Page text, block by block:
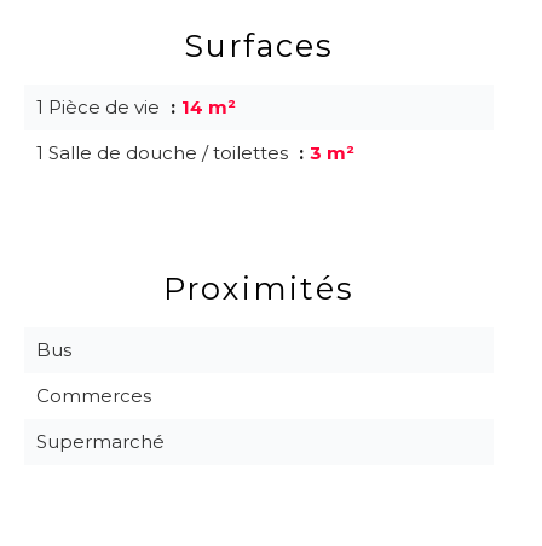
Surfaces
1 Pièce de vie
14 m²
1 Salle de douche / toilettes
3 m²
Proximités
Bus
Commerces
Supermarché